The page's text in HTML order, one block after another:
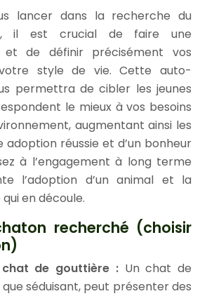
lancer dans la recherche du
il est crucial de faire une
et de définir précisément vos
style de vie. Cette auto-
permettra de cibler les jeunes
le mieux à vos besoins
augmentant ainsi les
adoption réussie et d’un bonheur
à l’engagement à long terme
l’adoption d’un animal et la
en découle.
recherché (choisir
chat de gouttière : Un chat de
séduisant, peut présenter des